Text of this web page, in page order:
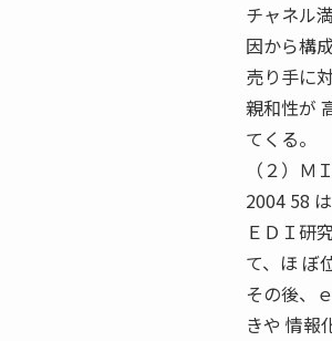
チャネル
因から構
売り手に
親和性が
てくる。
（２）
2004 58
ＥＤＩ研
て、ほ ぼ
その後、
きや 情報